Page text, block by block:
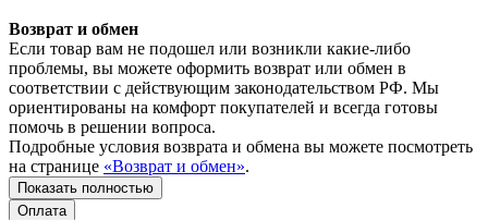
Возврат и обмен
Если товар вам не подошел или возникли какие-либо
проблемы, вы можете оформить возврат или обмен в
соответствии с действующим законодательством РФ. Мы
ориентированы на комфорт покупателей и всегда готовы
помочь в решении вопроса.
Подробные условия возврата и обмена вы можете посмотреть
на странице «Возврат и обмен».
Показать полностью
Оплата